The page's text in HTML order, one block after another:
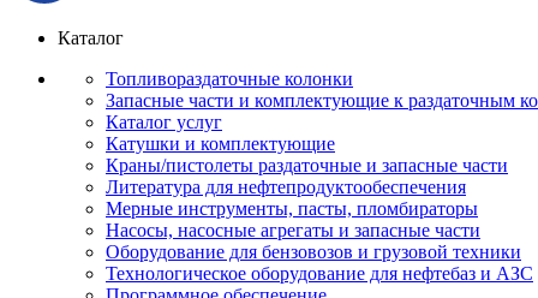
Каталог
Топливораздаточные колонки
Запасные части и комплектующие к раздаточным
Каталог услуг
Катушки и комплектующие
Краны/пистолеты раздаточные и запасные части
Литература для нефтепродуктообеспечения
Мерные инструменты, пасты, пломбираторы
Насосы, насосные агрегаты и запасные части
Оборудование для бензовозов и грузовой техники
Технологическое оборудование для нефтебаз и АЗС